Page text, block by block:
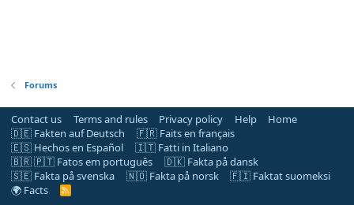
Forums
Contact us Terms and rules Privacy policy Help
Home
🇩🇪 Fakten auf Deutsch
🇫🇷 Faits en français
🇪🇸 Hechos en Español
🇮🇹 Fatti in Italiano
🇧🇷 🇵🇹 Fatos em português
🇩🇰 Fakta på dansk
🇸🇪 Fakta på svenska
🇳🇴 Fakta på norsk
🇫🇮 Faktat suomeksi
🌍 Facts
R